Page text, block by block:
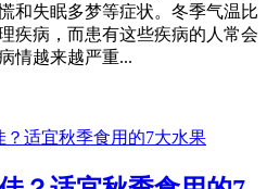
和失眠多梦等症状。冬季气温比
疾病，而患有这些疾病的人常会
情越来越严重...